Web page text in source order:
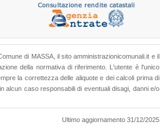
di MASSA, il sito amministrazionicomunali.it e il
della normativa di riferimento. L'utente è l'unico
la correttezza delle aliquote e dei calcoli prima di
alcun caso responsabili di eventuali disagi, danni e/o
Ultimo aggiornamento 31/12/2025